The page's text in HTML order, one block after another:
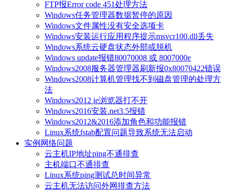
FTP报Error code 451处理方法
Windows任务管理器数据暂停的原因
Windows文件属性没有安全选项卡
Windows安装运行应用程序提示msvcr100.dll丢失
Windows系统云硬盘状态外部或脱机
Windows update报错80070008 或 8007000e
Windows2008服务器管理器刷新报0x80070422错误
Windows2008计算机管理找不到磁盘管理的处理方
法
Windows2012 ie浏览器打不开
Windows2016安装.net3.5报错
Windows2012&2016添加角色和功能报错
Linux系统fstab配置问题导致系统无法启动
实例网络问题
云主机IP地址ping不通排查
主机端口不通排查
Linux系统ping测试总时间异常
云主机无法访问外网排查方法